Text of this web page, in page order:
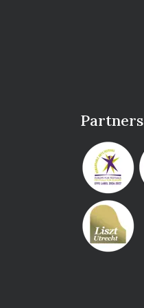
Partners